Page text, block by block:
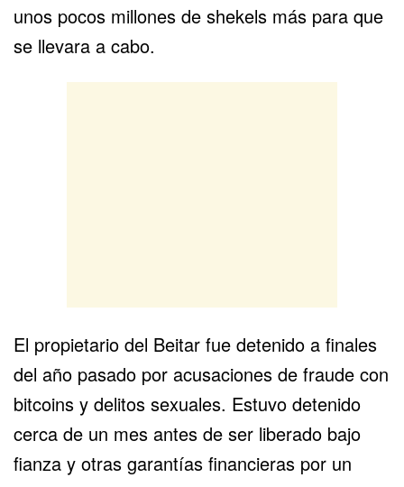
unos pocos millones de shekels más para que
se llevara a cabo.
El propietario del Beitar fue detenido a finales
del año pasado por acusaciones de fraude con
bitcoins y delitos sexuales. Estuvo detenido
cerca de un mes antes de ser liberado bajo
fianza y otras garantías financieras por un